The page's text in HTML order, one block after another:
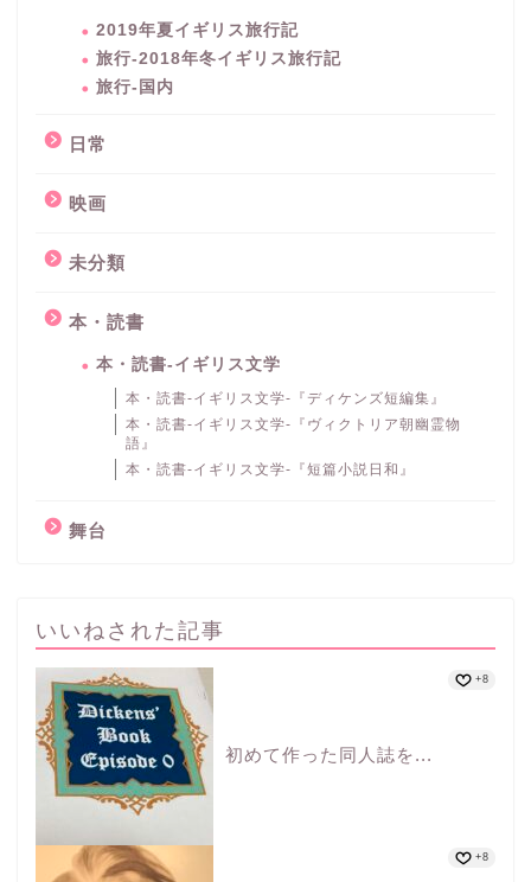
2019年夏イギリス旅行記
旅行-2018年冬イギリス旅行記
旅行-国内
日常
映画
未分類
本・読書
本・読書-イギリス文学
本・読書-イギリス文学-『ディケンズ短編集』
本・読書-イギリス文学-『ヴィクトリア朝幽霊物
語』
本・読書-イギリス文学-『短篇小説日和』
舞台
いいねされた記事
初めて作った同人誌を...
+8
+8